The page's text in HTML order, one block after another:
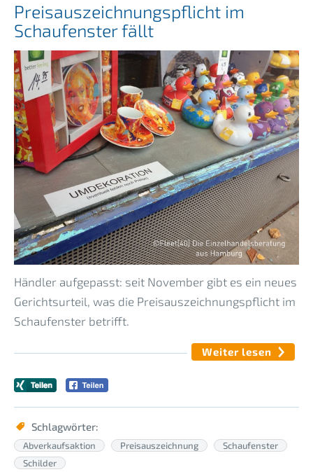
Preisauszeichnungspflicht im
Schaufenster fällt
Händler aufgepasst: seit November gibt es ein neues
Gerichtsurteil, was die Preisauszeichnungspflicht im
Schaufenster betrifft.
Weiter lesen
Schlagwörter:
Abverkaufsaktion Preisauszeichnung
Schaufenster
Schilder